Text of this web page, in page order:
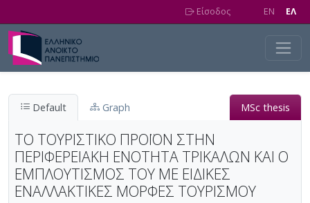
Είσοδος EN EΛ
Default Graph MSc thesis
ΤΟ ΤΟΥΡΙΣΤΙΚΟ ΠΡΟΪΟΝ ΣΤΗΝ
ΠΕΡΙΦΕΡΕΙΑΚΗ ΕΝΟΤΗΤΑ ΤΡΙΚΑΛΩΝ ΚΑΙ Ο
ΕΜΠΛΟΥΤΙΣΜΟΣ ΤΟΥ ΜΕ ΕΙΔΙΚΕΣ
ΕΝΑΛΛΑΚΤΙΚΕΣ ΜΟΡΦΕΣ ΤΟΥΡΙΣΜΟΥ